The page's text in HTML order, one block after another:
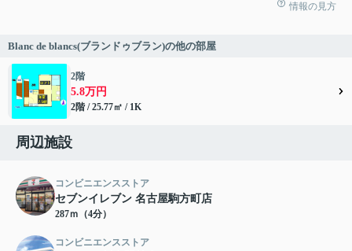
情報の見方
Blanc de blancs(ブランドゥブラン)の他の部屋
2階
5.8万円
2階 / 25.77㎡ / 1K
周辺施設
コンビニエンスストア
セブンイレブン 名古屋駒方町店
287ｍ（4分）
コンビニエンスストア